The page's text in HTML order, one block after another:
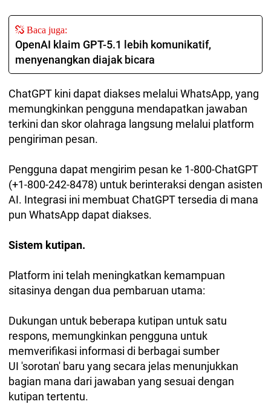
Baca juga:
OpenAI klaim GPT-5.1 lebih komunikatif,
menyenangkan diajak bicara
ChatGPT kini dapat diakses melalui WhatsApp, yang
memungkinkan pengguna mendapatkan jawaban
terkini dan skor olahraga langsung melalui platform
pengiriman pesan.
Pengguna dapat mengirim pesan ke 1-800-ChatGPT
(+1-800-242-8478) untuk berinteraksi dengan asisten
AI. Integrasi ini membuat ChatGPT tersedia di mana
pun WhatsApp dapat diakses.
Sistem kutipan.
Platform ini telah meningkatkan kemampuan
sitasinya dengan dua pembaruan utama:
Dukungan untuk beberapa kutipan untuk satu
respons, memungkinkan pengguna untuk
memverifikasi informasi di berbagai sumber
UI 'sorotan' baru yang secara jelas menunjukkan
bagian mana dari jawaban yang sesuai dengan
kutipan tertentu.